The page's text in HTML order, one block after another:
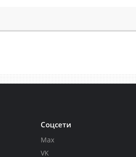
Соцсети
Max
VK